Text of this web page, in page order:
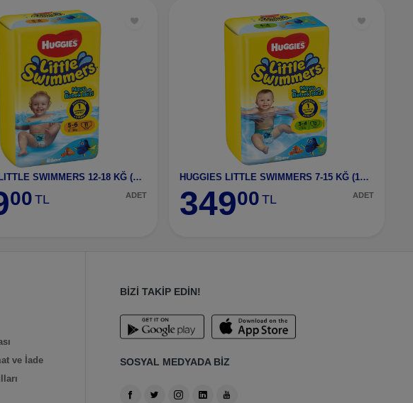
HUGGIES LITTLE SWIMMERS 12-18 KĞ (12X3)2921961
00 TL ADET
HUGGIES LITTLE SWIMMERS 7-15 KĞ (12X3)2920961
34900 TL ADET
ve İade
BİZİ TAKİP EDİN!
SOSYAL MEDYADA BİZ